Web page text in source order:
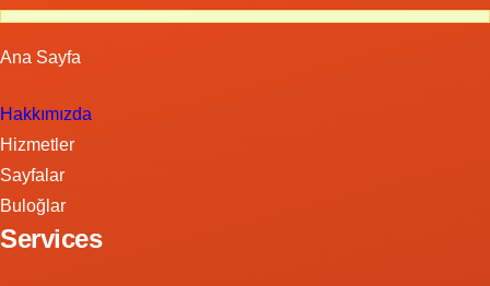
Ana Sayfa
Hakkımızda
Hizmetler
Sayfalar
Buloğlar
Services